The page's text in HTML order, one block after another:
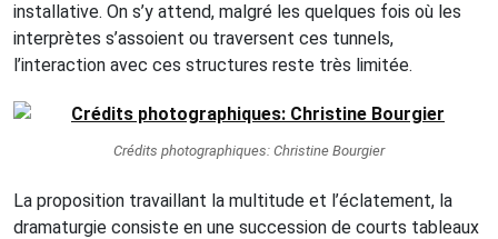
installative. On s’y attend, malgré les quelques fois où les
interprètes s’assoient ou traversent ces tunnels,
l’interaction avec ces structures reste très limitée.
Crédits photographiques: Christine Bourgier
La proposition travaillant la multitude et l’éclatement, la
dramaturgie consiste en une succession de courts tableaux